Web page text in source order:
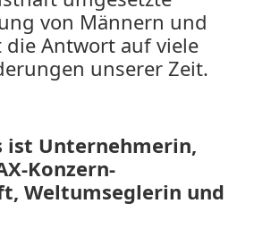
von Männern und
die Antwort auf viele
unserer Zeit.
ist Unternehmerin,
Konzern-
Weltumseglerin und